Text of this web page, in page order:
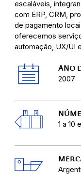
escaláveis,
com ERP, CRM,
de pagamento
oferecemos
automação, UX/UI
canal online.
motor de
visão estratégica,
comercial para que
ANO
2007
1 a 10